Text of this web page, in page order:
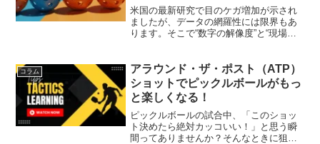
全行動チェック
米国の最新研究で目のケガ増加が示され
ましたが、データの網羅性には限界もあ
ります。そこで“数字の解像度”と“現場で
で、今日から実装できる形でまとめま
す。なぜ増えている？...
コラム
アラウンド・ザ・ポスト（ATP）
ショットでピックルボールがもっ
と楽しくなる！
ピックルボールの試合中、「このショッ
ト決めたら絶対カッコいい！」と思う瞬
間ってありませんか？そんなときに狙い